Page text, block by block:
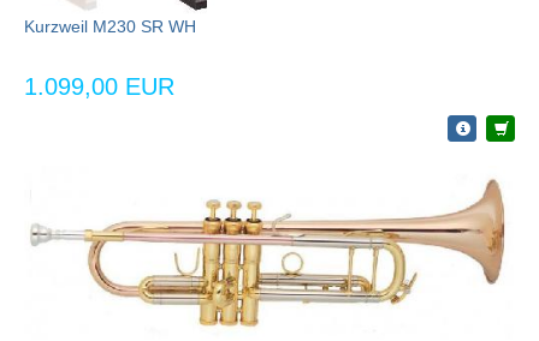
Kurzweil M230 SR WH
1.099,00 EUR